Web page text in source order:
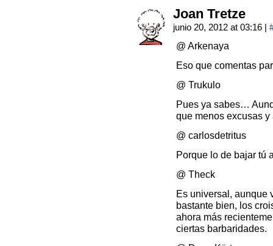
Joan Tretze
junio 20, 2012 at 03:16 |
@ Arkenaya
Eso que comentas
@ Trukulo
Pues ya sabes…
que menos excusas
@ carlosdetritus
Porque lo de bajar tú
@ Theck
Es universal, aunque
bastante bien, los
ahora más
ciertas barbaridades.